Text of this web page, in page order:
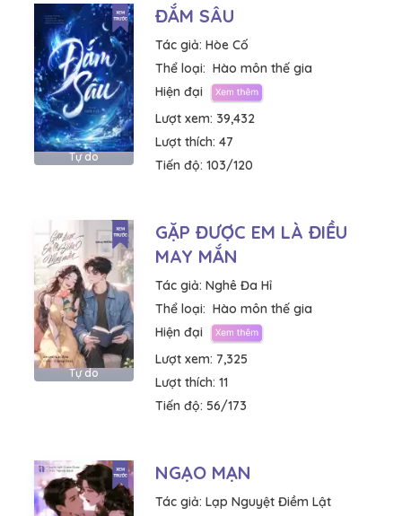
Tự do
ĐẮM SÂU
Tác giả: Hòe Cố
Thể loại: Hào môn thế gia
Hiện đại
Lượt xem: 39,432
Lượt thích: 47
Tiến độ: 103/120
Tự do
GẶP ĐƯỢC EM LÀ ĐIỀU
MAY MẮN
Tác giả: Nghê Đa Hỉ
Thể loại: Hào môn thế gia
Hiện đại
Lượt xem: 7,325
Lượt thích: 11
Tiến độ: 56/173
NGẠO MẠN
Tác giả: Lạp Nguyệt Điềm Lật